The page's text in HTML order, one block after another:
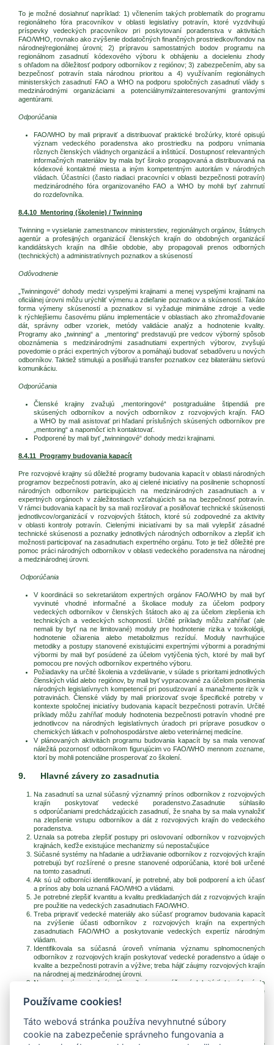
To je možné dosiahnuť napríklad: 1) včlenením takých problematík do programu
regionálneho fóra pracovníkov v oblasti legislatívy potravín, ktoré vyzdvihujú
príspevky vedeckých pracovníkov pri poskytovaní poradenstva v aktivitách
FAO/WHO, rovnako ako zvýšenie dodatočných finančných prostriedkov/fondov na
národnej/regionálnej úrovni; 2) prípravou samostatných bodov programu na
regionálnom zasadnutí kódexového výboru k obhájeniu a docieleniu zhody
s ohľadom na dôležitosť podpory odborníkov z regiónov; 3) zabezpečením, aby sa
bezpečnosť potravín stala národnou prioritou a 4) využívaním regionálnych
ministerských zasadnutí FAO a WHO na podporu spoločných zasadnutí vlády s
medzinárodnými organizáciami a potenciálnymi/zainteresovanými grantovými
agentúrami.
Odporúčania
FAO/WHO by mali pripraviť a distribuovať praktické brožúrky, ktoré opisujú
význam vedeckého poradenstva ako prostriedku na podporu vnímania
rôznych členských vládnych organizácií a inštitúcií. Dostupnosť relevantných
informačných materiálov by mala byť široko propagovaná a distribuovaná na
kódexové kontaktné miesta a iným kompetentným autoritám v národných
vládach. Účastníci (často riadiaci pracovníci v oblasti bezpečnosti potravín)
medzinárodného fóra organizovaného FAO a WHO by mohli byť zahrnutí
do rozdeľovníka.
8.4.10 Mentoring (školenie) / Twinning
Twinning = vysielanie zamestnancov ministerstiev, regionálnych orgánov, štátnych
agentúr a profesijných organizácií členských krajín do obdobných organizácií
kandidátskych krajín na dlhšie obdobie, aby propagovali prenos odborných
(technických) a administratívnych poznatkov a skúseností
Odôvodnenie
„Twinningové“ dohody medzi vyspelými krajinami a menej vyspelými krajinami na
oficiálnej úrovni môžu urýchliť výmenu a zdieľanie poznatkov a skúseností. Takáto
forma výmeny skúseností a poznatkov si vyžaduje minimálne zdroje a vedie
k rýchlejšiemu časovému plánu implementácie v oblastiach ako zhromažďovanie
dát, správny odber vzoriek, metódy validácie analýz a hodnotenie kvality.
Programy ako „twinning“ a „mentoring“ predstavujú pre vedcov výborný spôsob
oboznámenia s medzinárodnými zasadnutiami expertných výborov, zvyšujú
povedomie o práci expertných výborov a pomáhajú budovať sebadôveru u nových
odborníkov. Taktiež stimulujú a posilňujú transfer poznatkov cez bilaterálnu sieťovú
komunikáciu.
Odporúčania
Členské krajiny zvažujú „mentoringové“ postgraduálne štipendiá pre
skúsených odborníkov a nových odborníkov z rozvojových krajín. FAO
a WHO by mali asistovať pri hľadaní príslušných skúsených odborníkov pre
„mentoring“ a napomôcť ich kontaktovať.
Podporené by mali byť „twinningové“ dohody medzi krajinami.
8.4.11 Programy budovania kapacít
Pre rozvojové krajiny sú dôležité programy budovania kapacít v oblasti národných
programov bezpečnosti potravín, ako aj cielené iniciatívy na posilnenie schopností
národných odborníkov participujúcich na medzinárodných zasadnutiach a v
expertných orgánoch v záležitostiach vzťahujúcich sa na bezpečnosť potravín.
V rámci budovania kapacít by sa mali rozširovať a posilňovať technické skúsenosti
jednotlivcov/organizácií v rozvojových štátoch, ktoré sú zodpovedné za aktivity
v oblasti kontroly potravín. Cielenými iniciatívami by sa mali vylepšiť zásadné
technické skúsenosti a poznatky jednotlivých národných odborníkov a zlepšiť ich
možnosti participovať na zasadnutiach expertného orgánu. Toto je tiež dôležité pre
pomoc práci národných odborníkov v oblasti vedeckého poradenstva na národnej
a medzinárodnej úrovni.
Odporúčania
V koordinácii so sekretariátom expertných orgánov FAO/WHO by mali byť
vyvinuté vhodné informačné a školiace moduly za účelom podpory
vedeckých odborníkov v členských štátoch ako aj za účelom zlepšenia ich
technických a vedeckých schopností. Určité príklady môžu zahŕňať (ale
nemali by byť na ne limitované) moduly pre hodnotenie rizika v toxikológii,
hodnotenie ožiarenia alebo metabolizmus rezíduí. Moduly navrhujúce
metodiky a postupy stanovené existujúcimi expertnými výbormi a poradnými
výbormi by mali byť posúdené za účelom vytýčenia tých, ktoré by mali byť
pomocou pre nových odborníkov expertného výboru.
Požiadavky na určité školenia a vzdelávanie, v súlade s prioritami jednotlivých
členských vlád alebo regiónov, by mali byť vypracované za účelom posilnenia
národných legislatívnych kompetencií pri posudzovaní a manažmente rizík v
potravinách. Členské vlády by mali priorizovať svoje špecifické potreby v
kontexte spoločnej iniciatívy budovania kapacít bezpečnosti potravín. Určité
príklady môžu zahŕňať moduly hodnotenia bezpečnosti potravín vhodné pre
jednotlivcov na národných legislatívnych úradoch pri príprave posudkov o
chemických látkach v poľnohospodárstve alebo veterinárnej medicíne.
V plánovaných aktivitách programu budovania kapacít by sa mala venovať
náležitá pozornosť odborníkom figurujúcim vo FAO/WHO mennom zozname,
ktorí by mohli potenciálne prosperovať zo školení.
9. Hlavné závery zo zasadnutia
Na zasadnutí sa uznal súčasný významný prínos odborníkov z rozvojových
krajín poskytovať vedecké poradenstvo.Zasadnutie súhlasilo
s odporúčaniami predchádzajúcich zasadnutí, že snaha by sa mala vynaložiť
na zlepšenie vstupu odborníkov a dát z rozvojových krajín do vedeckého
poradenstva.
Uznala sa potreba zlepšiť postupy pri oslovovaní odborníkov v rozvojových
krajinách, keďže existujúce mechanizmy sú nepostačujúce
Súčasné systémy na hľadanie a udržiavanie odborníkov z rozvojových krajín
potrebujú byť rozšírené o presne stanovené odporúčania, ktoré boli určené
na tomto zasadnutí.
Ak sú už odborníci identifikovaní, je potrebné, aby boli podporení a ich účasť
a prínos aby bola uznaná FAO/WHO a vládami.
Je potrebné zlepšiť kvantitu a kvalitu predkladaných dát z rozvojových krajín
pre použitie na vedeckých zasadnutiach FAO/WHO.
Treba pripraviť vedecké materiály ako súčasť programov budovania kapacít
na zvýšenie účasti odborníkov z rozvojových krajín na expertných
zasadnutiach FAO/WHO a poskytovanie vedeckých expertíz národným
vládam.
Identifikovala sa súčasná úroveň vnímania významu splnomocnených
odborníkov z rozvojových krajín poskytovať vedecké poradenstvo a údaje o
kvalite a bezpečnosti potravín a výžive; treba hájiť záujmy rozvojových krajín
na národnej aj medzinárodnej úrovni.
Na zasadnutí sa viackrát zdôraznil význam súčasných kritérií, ktoré berú do
úvahy pohlavie a geografickú rovnováhu a zosilňujú jej význam pre budúce
vedecké zasadnutia.
Správa zo Spoločného zasadnutia FAO a WHO, Beograd, Srbsko a Čierna Hora,
12. - 15. december 2005
Používame cookies!
Táto webová stránka používa nevyhnutné súbory
cookie na zabezpečenie správneho fungovania a